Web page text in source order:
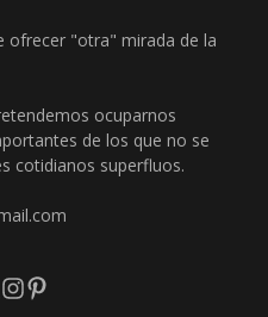
ofrecer "otra" mirada de la
ocuparnos
de los que no se
cotidianos superfluos.